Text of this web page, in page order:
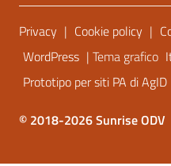
Sezione Link
Privacy | Cookie policy |
WordPress | Tema grafico
Prototipo per siti PA di AgID
© 2018-2026 Sunrise ODV